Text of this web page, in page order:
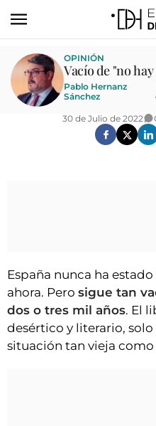
ACTUALIDAD
ECONOMÍA
TECNOLOGÍA
OPINIÓN
GALERÍAS
CONTACTAR
OPINIÓN
Vacío de "no
Pablo Hernanz
Sánchez
30 de Julio de 2022
España nunca ha
ahora. Pero sigue tan
dos o tres mil años. El
desértico y literario,
situación tan vieja